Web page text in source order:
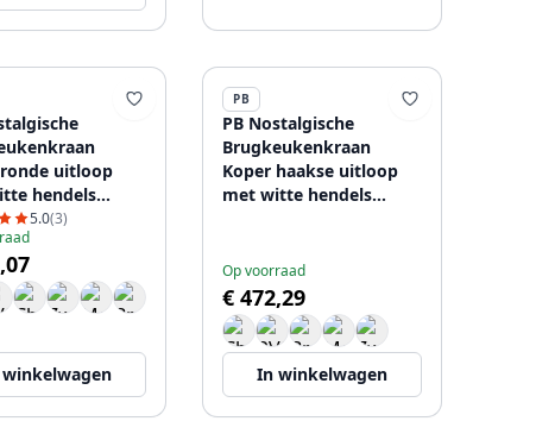
uitloop
hendels
5.0(3)
PB
PB Nostalgische
Brugkeukenkraan
Koper haakse uitloop
met witte hendels
Op voorraad
€ 472,29
In winkelwagen